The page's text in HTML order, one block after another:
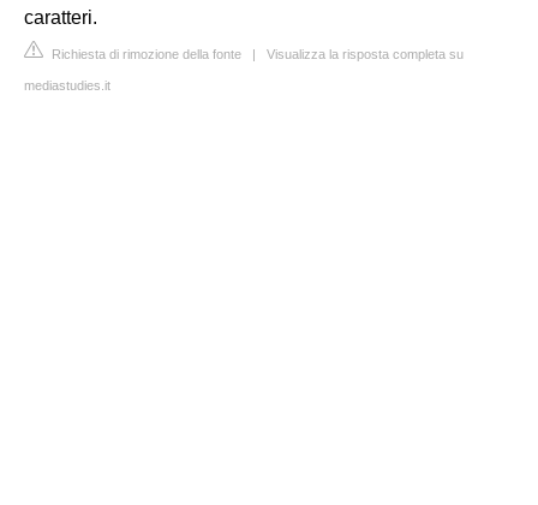
caratteri.
Richiesta di rimozione della fonte | Visualizza la risposta completa su
mediastudies.it